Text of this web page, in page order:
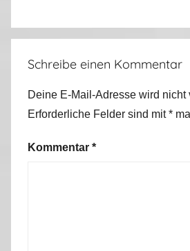
Schreibe einen Kommentar
Deine E-Mail-Adresse wird nicht
Erforderliche Felder sind mit*
Kommentar *